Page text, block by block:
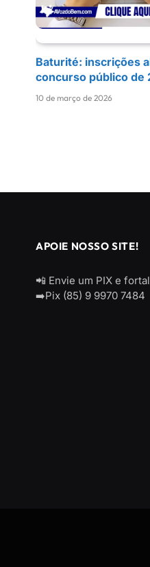
Baturité: inscrições
concurso público de
10 de março de 2026
APOIE NOSSO SITE!
📲 Envie um PIX e
➡️Pix (85) 9 9970 7484